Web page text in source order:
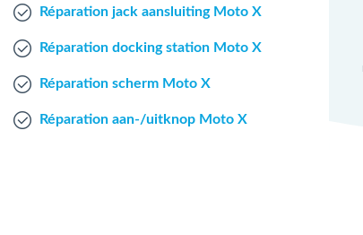
Réparation jack aansluiting Moto X
Réparation docking station Moto X
Réparation scherm Moto X
Réparation aan-/uitknop Moto X